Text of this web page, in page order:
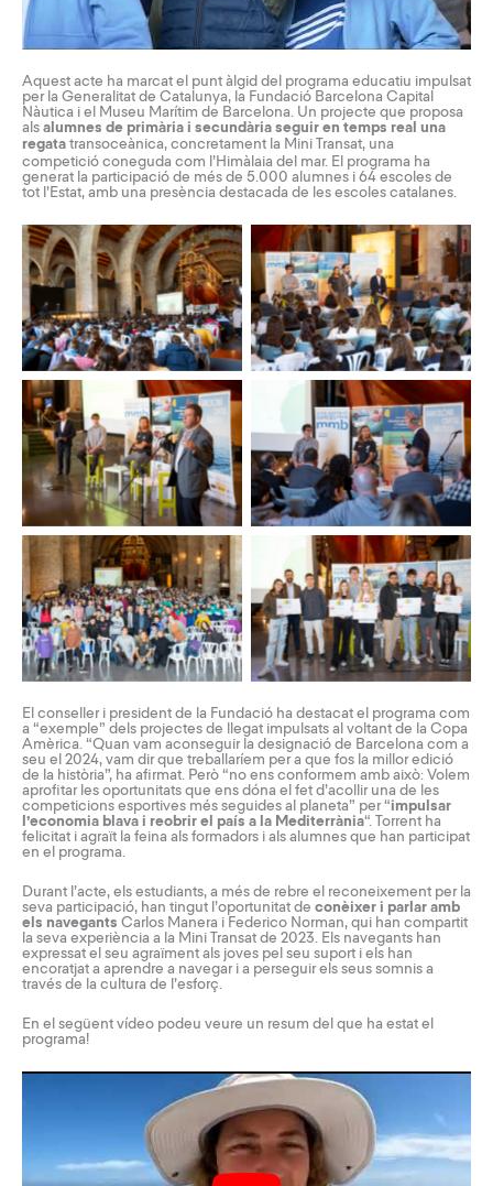
Aquest acte ha marcat el punt àlgid del programa educatiu impulsat
per la Generalitat de Catalunya, la Fundació Barcelona Capital
Nàutica i el Museu Marítim de Barcelona. Un projecte que proposa
als alumnes de primària i secundària seguir en temps real una
regata transoceànica, concretament la Mini Transat, una
competició coneguda com l’Himàlaia del mar. El programa ha
generat la participació de més de 5.000 alumnes i 64 escoles de
tot l’Estat, amb una presència destacada de les escoles catalanes.
El conseller i president de la Fundació ha destacat el programa com
a “exemple” dels projectes de llegat impulsats al voltant de la Copa
Amèrica. “Quan vam aconseguir la designació de Barcelona com a
seu el 2024, vam dir que treballaríem per a que fos la millor edició
de la història”, ha afirmat. Però “no ens conformem amb això: Volem
aprofitar les oportunitats que ens dóna el fet d’acollir una de les
competicions esportives més seguides al planeta” per “impulsar
l’economia blava i reobrir el país a la Mediterrània“. Torrent ha
felicitat i agraït la feina als formadors i als alumnes que han participat
en el programa.
Durant l’acte, els estudiants, a més de rebre el reconeixement per la
seva participació, han tingut l’oportunitat de conèixer i parlar amb
els navegants Carlos Manera i Federico Norman, qui han compartit
la seva experiència a la Mini Transat de 2023. Els navegants han
expressat el seu agraïment als joves pel seu suport i els han
encoratjat a aprendre a navegar i a perseguir els seus somnis a
través de la cultura de l’esforç.
En el següent vídeo podeu veure un resum del que ha estat el
programa!